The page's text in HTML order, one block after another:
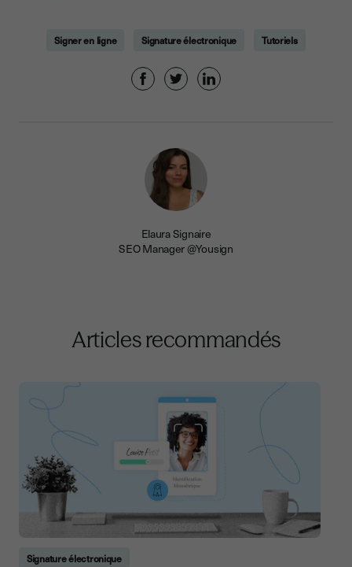
Signer en ligne Signature électronique Tutoriels
Elaura Signaire
SEO Manager @Yousign
Articles recommandés
Signature électronique